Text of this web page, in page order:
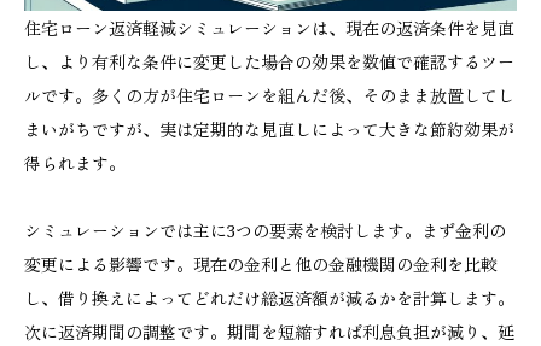
住宅ローン返済軽減シミュレーションは、現在の返済条件を見直
し、より有利な条件に変更した場合の効果を数値で確認するツー
ルです。多くの方が住宅ローンを組んだ後、そのまま放置してし
まいがちですが、実は定期的な見直しによって大きな節約効果が
得られます。
シミュレーションでは主に3つの要素を検討します。まず金利の
変更による影響です。現在の金利と他の金融機関の金利を比較
し、借り換えによってどれだけ総返済額が減るかを計算します。
次に返済期間の調整です。期間を短縮すれば利息負担が減り、延